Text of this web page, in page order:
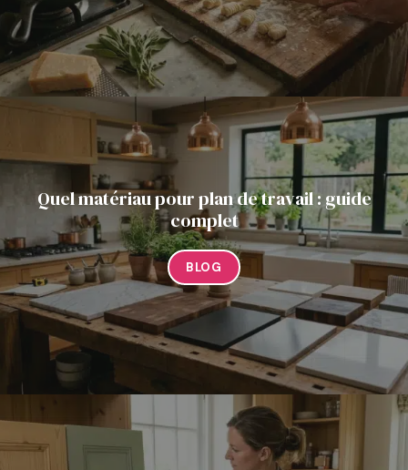
Quel matériau pour plan de travail : guide
complet
BLOG